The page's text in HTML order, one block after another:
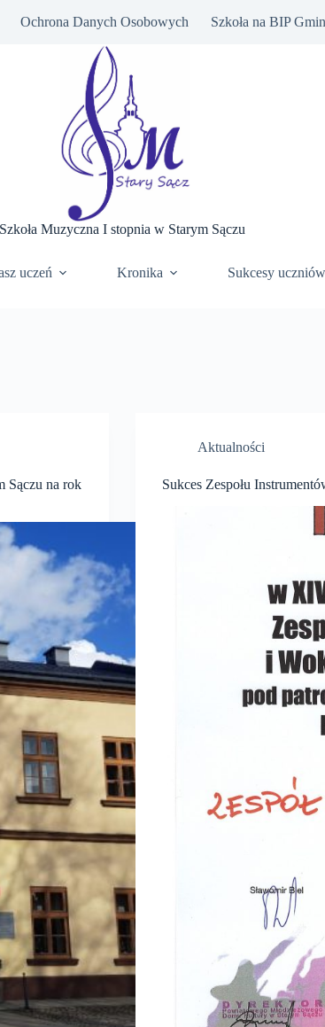
Ochrona Danych Osobowych Szkoła na BIP
Szkoła Muzyczna I stopnia w Starym Sączu
uczeń Kronika Sukcesy uczniów
Sączu na rok
Aktualności
Sukces Zespołu